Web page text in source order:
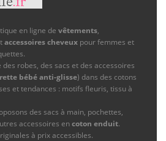
en ligne de vêtements,
accessoires cheveux pour femmes et
robes, des sacs et des accessoires
bébé anti-glisse) dans des cotons
et tendances : motifs fleuris, tissu à
des sacs à main, pochettes,
accessoires encoton enduit.
à prix accessibles.